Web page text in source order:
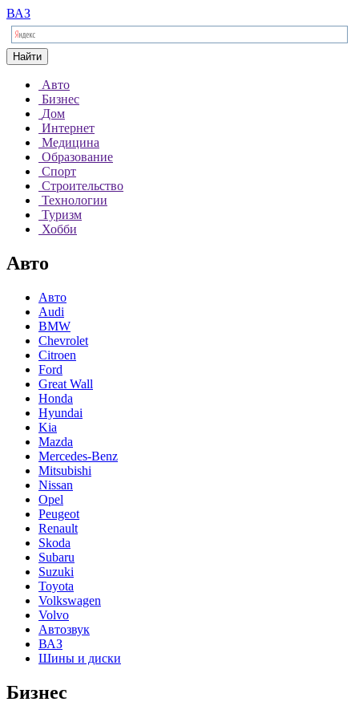
ВАЗ
Найти
Авто
Бизнес
Дом
Интернет
Медицина
Образование
Спорт
Строительство
Технологии
Туризм
Хобби
Авто
Авто
Audi
BMW
Chevrolet
Citroen
Ford
Great Wall
Honda
Hyundai
Kia
Mazda
Mercedes-Benz
Mitsubishi
Nissan
Opel
Peugeot
Renault
Skoda
Subaru
Suzuki
Toyota
Volkswagen
Volvo
Автозвук
ВАЗ
Шины и диски
Бизнес